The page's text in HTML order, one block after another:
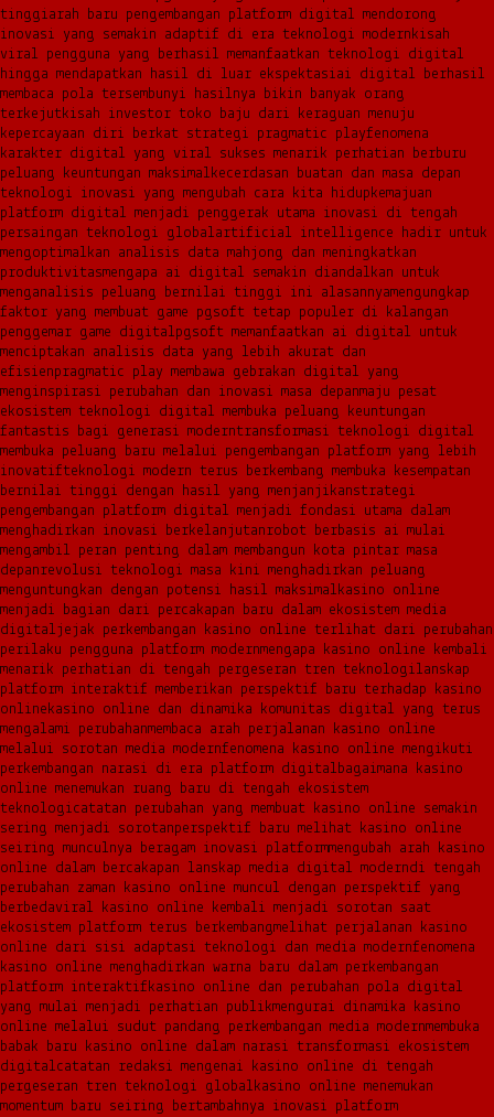
tinggiarah baru pengembangan platform digital mendorong
inovasi yang semakin adaptif di era teknologi modernkisah
viral pengguna yang berhasil memanfaatkan teknologi digital
hingga mendapatkan hasil di luar ekspektasiai digital berhasil
membaca pola tersembunyi hasilnya bikin banyak orang
terkejutkisah investor toko baju dari keraguan menuju
kepercayaan diri berkat strategi pragmatic playfenomena
karakter digital yang viral sukses menarik perhatian berburu
peluang keuntungan maksimalkecerdasan buatan dan masa depan
teknologi inovasi yang mengubah cara kita hidupkemajuan
platform digital menjadi penggerak utama inovasi di tengah
persaingan teknologi globalartificial intelligence hadir untuk
mengoptimalkan analisis data mahjong dan meningkatkan
produktivitasmengapa ai digital semakin diandalkan untuk
menganalisis peluang bernilai tinggi ini alasannyamengungkap
faktor yang membuat game pgsoft tetap populer di kalangan
penggemar game digitalpgsoft memanfaatkan ai digital untuk
menciptakan analisis data yang lebih akurat dan
efisienpragmatic play membawa gebrakan digital yang
menginspirasi perubahan dan inovasi masa depanmaju pesat
ekosistem teknologi digital membuka peluang keuntungan
fantastis bagi generasi moderntransformasi teknologi digital
membuka peluang baru melalui pengembangan platform yang lebih
inovatifteknologi modern terus berkembang membuka kesempatan
bernilai tinggi dengan hasil yang menjanjikanstrategi
pengembangan platform digital menjadi fondasi utama dalam
menghadirkan inovasi berkelanjutanrobot berbasis ai mulai
mengambil peran penting dalam membangun kota pintar masa
depanrevolusi teknologi masa kini menghadirkan peluang
menguntungkan dengan potensi hasil maksimalkasino online
menjadi bagian dari percakapan baru dalam ekosistem media
digitaljejak perkembangan kasino online terlihat dari perubahan
perilaku pengguna platform modernmengapa kasino online kembali
menarik perhatian di tengah pergeseran tren teknologilanskap
platform interaktif memberikan perspektif baru terhadap kasino
onlinekasino online dan dinamika komunitas digital yang terus
mengalami perubahanmembaca arah perjalanan kasino online
melalui sorotan media modernfenomena kasino online mengikuti
perkembangan narasi di era platform digitalbagaimana kasino
online menemukan ruang baru di tengah ekosistem
teknologicatatan perubahan yang membuat kasino online semakin
sering menjadi sorotanperspektif baru melihat kasino online
seiring munculnya beragam inovasi platformmengubah arah kasino
online dalam bercakapan lanskap media digital moderndi tengah
perubahan zaman kasino online muncul dengan perspektif yang
berbedaviral kasino online kembali menjadi sorotan saat
ekosistem platform terus berkembangmelihat perjalanan kasino
online dari sisi adaptasi teknologi dan media modernfenomena
kasino online menghadirkan warna baru dalam perkembangan
platform interaktifkasino online dan perubahan pola digital
yang mulai menjadi perhatian publikmengurai dinamika kasino
online melalui sudut pandang perkembangan media modernmembuka
babak baru kasino online dalam narasi transformasi ekosistem
digitalcatatan redaksi mengenai kasino online di tengah
pergeseran tren teknologi globalkasino online menemukan
momentum baru seiring bertambahnya inovasi platform